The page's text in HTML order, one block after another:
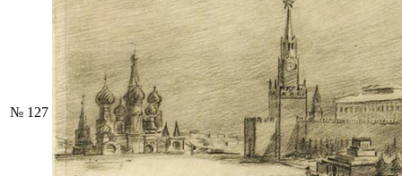
№ 127